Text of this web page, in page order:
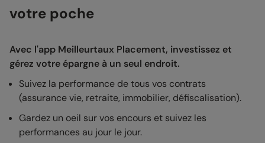
votre poche
Avec l'app Meilleurtaux Placement, investissez et
gérez votre épargne à un seul endroit.
Suivez la performance de tous vos contrats
(assurance vie, retraite, immobilier, défiscalisation).
Gardez un oeil sur vos encours et suivez les
performances au jour le jour.